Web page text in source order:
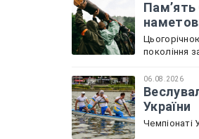
покоління
06.08.2026
України
Чемпіонаті